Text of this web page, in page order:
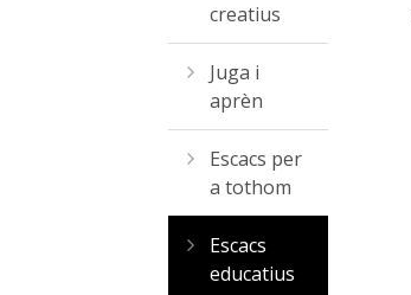
creatius
Juga i
aprèn
Escacs per
a tothom
Escacs
educatius